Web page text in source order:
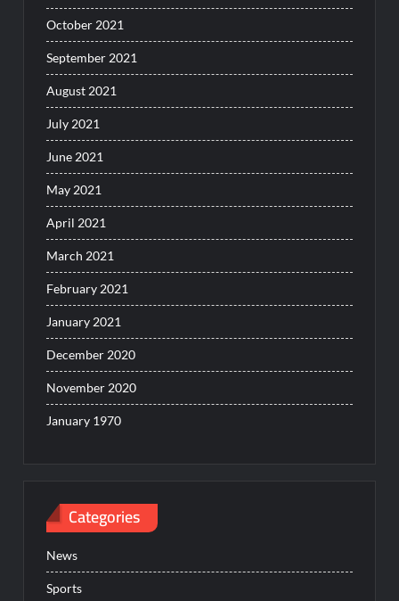
October 2021
September 2021
August 2021
July 2021
June 2021
May 2021
April 2021
March 2021
February 2021
January 2021
December 2020
November 2020
January 1970
Categories
News
Sports